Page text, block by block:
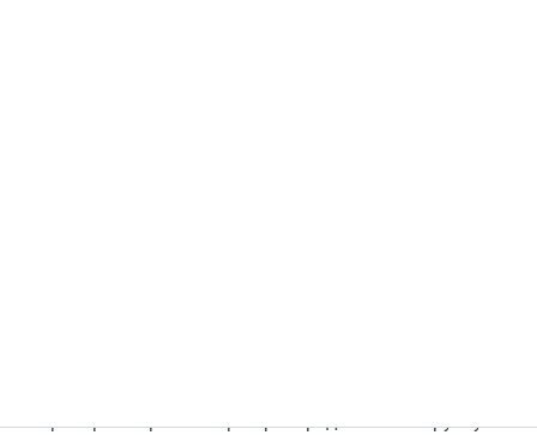
операторов — равномерно распределяйте нагрузку